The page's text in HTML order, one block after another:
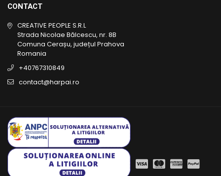
CONTACT
CREATIVE PEOPLE S.R.L
Strada Nicolae Bălcescu, nr. 8B
Comuna Cerașu, județul Prahova
Romania
+40767310849
contact@harpai.ro